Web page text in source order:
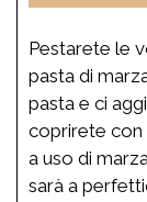
Pestarete le
pasta di
pasta e ci
coprirete con
a uso di
sarà a